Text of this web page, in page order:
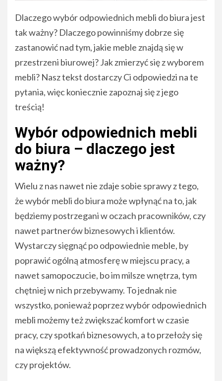
Dlaczego wybór odpowiednich mebli do biura jest
tak ważny? Dlaczego powinniśmy dobrze się
zastanowić nad tym, jakie meble znajdą się w
przestrzeni biurowej? Jak zmierzyć się z wyborem
mebli? Nasz tekst dostarczy Ci odpowiedzi na te
pytania, więc koniecznie zapoznaj się z jego
treścią!
Wybór odpowiednich mebli
do biura – dlaczego jest
ważny?
Wielu z nas nawet nie zdaje sobie sprawy z tego,
że wybór mebli do biura może wpłynąć na to, jak
będziemy postrzegani w oczach pracowników, czy
nawet partnerów biznesowych i klientów.
Wystarczy sięgnąć po odpowiednie meble, by
poprawić ogólną atmosferę w miejscu pracy, a
nawet samopoczucie, bo im milsze wnętrza, tym
chętniej w nich przebywamy. To jednak nie
wszystko, ponieważ poprzez wybór odpowiednich
mebli możemy też zwiększać komfort w czasie
pracy, czy spotkań biznesowych, a to przełoży się
na większą efektywność prowadzonych rozmów,
czy projektów.